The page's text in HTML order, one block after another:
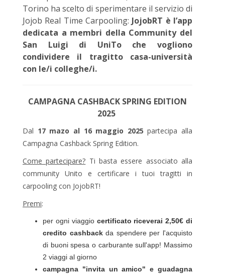
Torino ha scelto di sperimentare il servizio di
Jojob Real Time Carpooling: JojobRT è l’app
dedicata a membri della Community del
San Luigi di UniTo che vogliono
condividere il tragitto casa-università
con le/i colleghe/i.
CAMPAGNA CASHBACK SPRING EDITION
2025
Dal 17 mazo al 16 maggio 2025 partecipa alla
Campagna Cashback Spring Edition.
Come partecipare? Ti basta essere associato alla
community Unito e certificare i tuoi tragitti in
carpooling con JojobRT!
Premi:
per ogni viaggio certificato riceverai 2,50€ di
credito cashbackda spendere per l'acquisto
di buoni spesa o carburante sull'app! Massimo
2 viaggi al giorno
campagna "invita un amico" e guadagna